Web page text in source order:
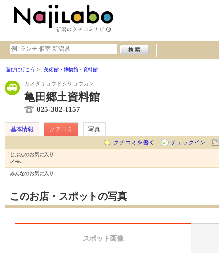
遊びに行こう 美術館・博物館・資料館
カメダキョウドシリョウカン
亀田郷土資料館
025-382-1157
基本情報 クチコミ
写真
クチコミを書く
チェックイン
じぶんのお気に入り:
メモ:
みんなのお気に入り:
このお店・スポットの写真
スポット画像